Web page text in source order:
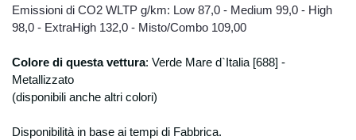
che su ogni altro tipo di supporto idoneo, nel
rispetto delle misure minime di sicurezza ai
misure minime di sicurezza, Allegato B del
Il conferimento dei vostri dati personali è
comporta l’impossibilità per la Degidio Auto
Emissioni di CO2 WLTP g/km: Low 87,0 - Medium 99,0 - High
98,0 - ExtraHigh 132,0 - Misto/Combo 109,00
Colore di questa vettura: Verde Mare d`Italia [688] -
Metallizzato
(disponibili anche altri colori)
Disponibilità in base ai tempi di Fabbrica.